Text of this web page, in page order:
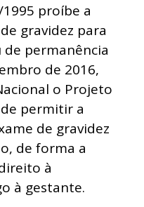
proíbe a
gravidez para
permanência
de 2016,
o Projeto
permitir a
de gravidez
de forma a
à
à gestante.